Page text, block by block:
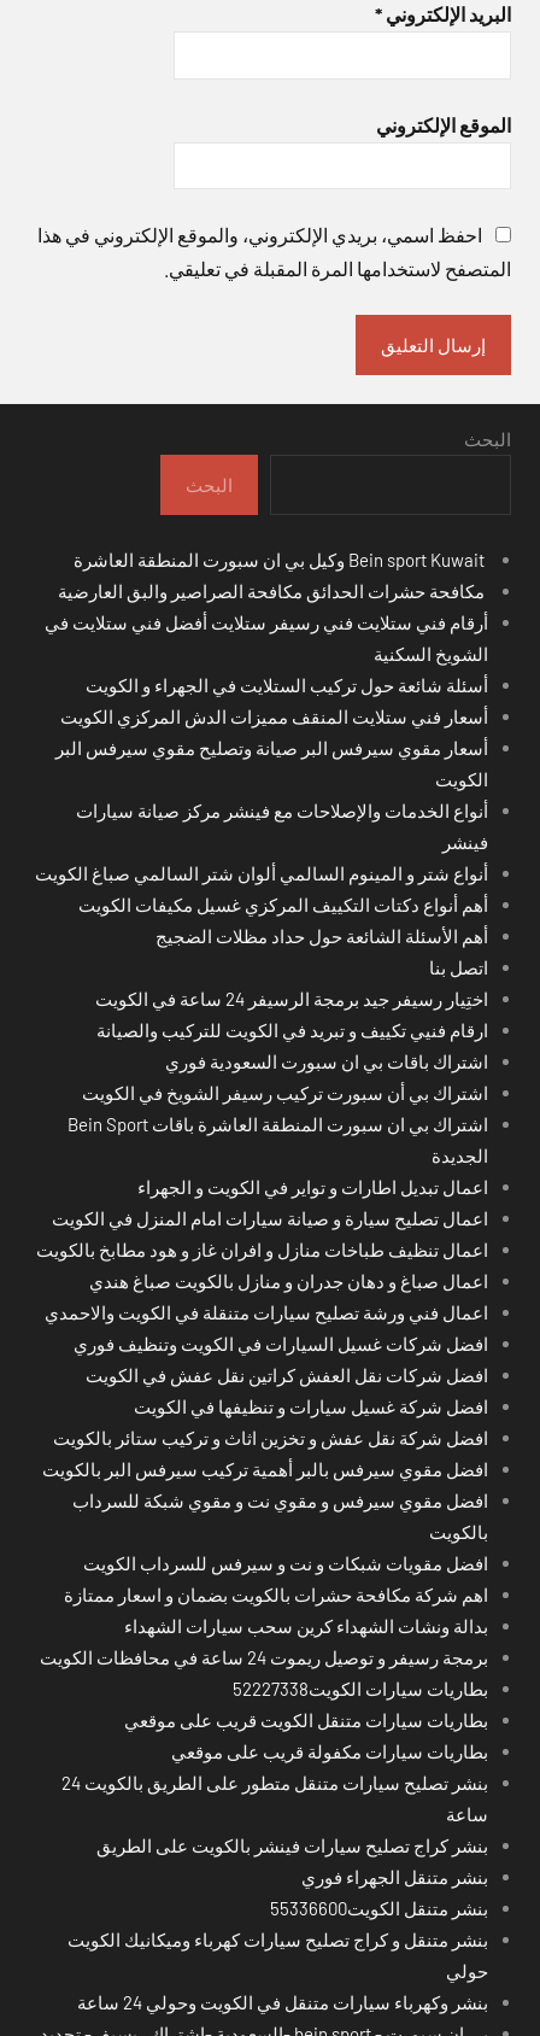
البريد الإلكتروني *
الموقع الإلكتروني
احفظ اسمي، بريدي الإلكتروني، والموقع الإلكتروني في هذا
المتصفح لاستخدامها المرة المقبلة في تعليقي.
البحث
البحث
مكافحة حشرات الحدائق مكافحة الصراصير والبق العارضية
أرقام فني ستلايت فني رسيفر ستلايت أفضل فني ستلايت في
الشويخ السكنية
أسئلة شائعة حول تركيب الستلايت في الجهراء و الكويت
أسعار فني ستلايت المنقف مميزات الدش المركزي الكويت
أسعار مقوي سيرفس البر صيانة وتصليح مقوي سيرفس البر
الكويت
أنواع الخدمات والإصلاحات مع فينشر مركز صيانة سيارات
فينشر
أنواع شتر و المينوم السالمي ألوان شتر السالمي صباغ الكويت
أهم أنواع دكتات التكييف المركزي غسيل مكيفات الكويت
أهم الأسئلة الشائعة حول حداد مظلات الضجيج
اتصل بنا
اختِيار رسيفر جيد برمجة الرسيفر 24 ساعة في الكويت
ارقام فنيي تكييف و تبريد في الكويت للتركيب والصيانة
اشتراك باقات بي ان سبورت السعودية فوري
اشتراك بي أن سبورت تركيب رسيفر الشويخ في الكويت
اشتراك بي ان سبورت المنطقة العاشرة باقات Bein Sport
الجديدة
اعمال تبديل اطارات و تواير في الكويت و الجهراء
اعمال تصليح سيارة و صيانة سيارات امام المنزل في الكويت
اعمال تنظيف طباخات منازل و افران غاز و هود مطابخ بالكويت
اعمال صباغ و دهان جدران و منازل بالكويت صباغ هندي
اعمال فني ورشة تصليح سيارات متنقلة في الكويت والاحمدي
افضل شركات غسيل السيارات في الكويت وتنظيف فوري
افضل شركات نقل العفش كراتين نقل عفش في الكويت
افضل شركة غسيل سيارات و تنظيفها في الكويت
افضل شركة نقل عفش و تخزين اثاث و تركيب ستائر بالكويت
افضل مقوي سيرفس بالبر أهمية تركيب سيرفس البر بالكويت
افضل مقوي سيرفس و مقوي نت و مقوي شبكة للسرداب
بالكويت
افضل مقويات شبكات و نت و سيرفس للسرداب الكويت
اهم شركة مكافحة حشرات بالكويت بضمان و اسعار ممتازة
بدالة ونشات الشهداء كرين سحب سيارات الشهداء
برمجة رسيفر و توصيل ريموت 24 ساعة في محافظات الكويت
بطاريات سيارات الكويت52227338
بطاريات سيارات متنقل الكويت قريب على موقعي
بطاريات سيارات مكفولة قريب على موقعي
بنشر تصليح سيارات متنقل متطور على الطريق بالكويت 24
ساعة
بنشر كراج تصليح سيارات فينشر بالكويت على الطريق
بنشر متنقل الجهراء فوري
بنشر متنقل الكويت55336600
بنشر متنقل و كراج تصليح سيارات كهرباء وميكانيك الكويت
حولي
بنشر وكهرباء سيارات متنقل في الكويت وحولي 24 ساعة